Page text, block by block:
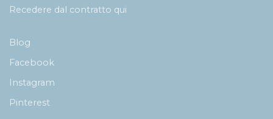
Recedere dal contratto qui
Blog
Facebook
Instagram
Pinterest